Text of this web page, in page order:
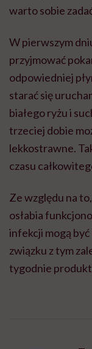
warto sobie
W pierwszym
przyjmować
odpowiedniej
starać się
białego ryżu i
trzeciej dobie
lekkostrawne.
czasu
Ze względu na
osłabia
infekcji mogą
związku z tym
tygodnie